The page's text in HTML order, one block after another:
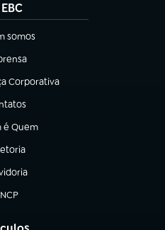
somos
nova aba)
em nova aba)
Corporativa
aba)
em nova aba)
é Quem
nova aba)
em nova aba)
em nova aba)
em nova aba)